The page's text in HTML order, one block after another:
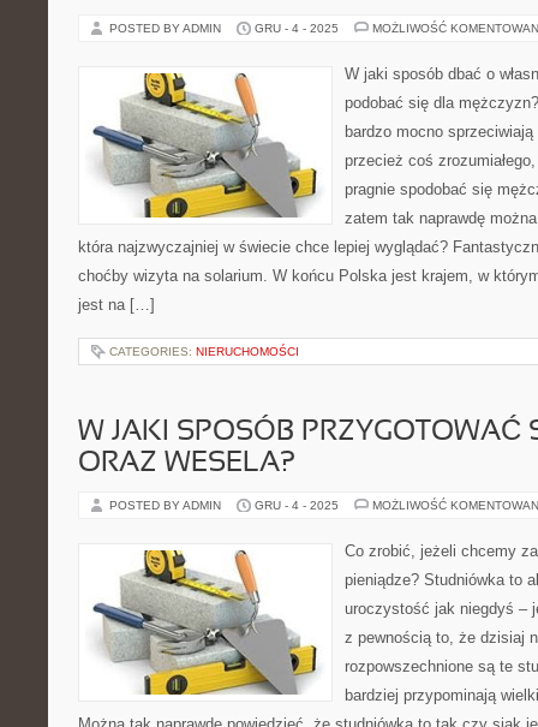
POSTED BY ADMIN GRU - 4 - 2025 MOŻLIWOŚĆ
W jaki sposób dbać o
podobać się dla
bardzo mocno
przecież coś
pragnie spodobać się
zatem tak naprawdę
która najzwyczajniej w świecie chce lepiej wyglądać?
choćby wizyta na solarium. W końcu Polska jest krajem, w
jest na […]
CATEGORIES: NIERUCHOMOŚCI
W JAKI SPOSÓB PRZYGOTOWAĆ
ORAZ WESELA?
POSTED BY ADMIN GRU - 4 - 2025 MOŻLIWOŚĆ
Co zrobić, jeżeli chcemy
pieniądze? Studniówka to
uroczystość jak niegdyś –
z pewnością to, że dzisiaj
rozpowszechnione są te
bardziej przypominają